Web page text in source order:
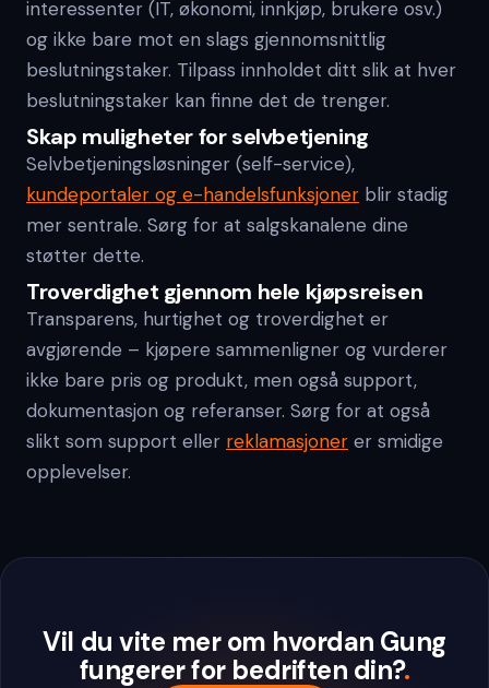
interessenter (IT, økonomi, innkjøp, brukere osv.)
og ikke bare mot en slags gjennomsnittlig
beslutningstaker. Tilpass innholdet ditt slik at hver
beslutningstaker kan finne det de trenger.
Skap muligheter for selvbetjening
Selvbetjeningsløsninger (self-service),
kundeportaler og e-handelsfunksjoner blir stadig
mer sentrale. Sørg for at salgskanalene dine
støtter dette.
Troverdighet gjennom hele kjøpsreisen
Transparens, hurtighet og troverdighet er
avgjørende – kjøpere sammenligner og vurderer
ikke bare pris og produkt, men også support,
dokumentasjon og referanser. Sørg for at også
slikt som support eller reklamasjoner er smidige
opplevelser.
Vil du vite mer om hvordan Gung
fungerer for bedriften din?.